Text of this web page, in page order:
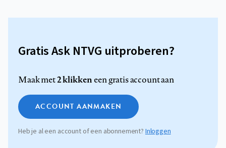
Gratis Ask NTVG uitproberen?
Maak met2 klikkeneen gratis account aan
ACCOUNT AANMAKEN
Heb je al een account of een abonnement? Inloggen